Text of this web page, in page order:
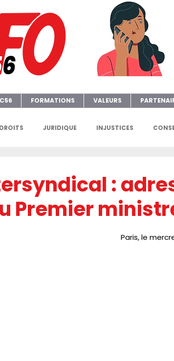
FORMATIONS VALEURS
DROITS JURIDIQUE INJUSTICES
Dates Formations Syndicales
:
Premier
Paris, le